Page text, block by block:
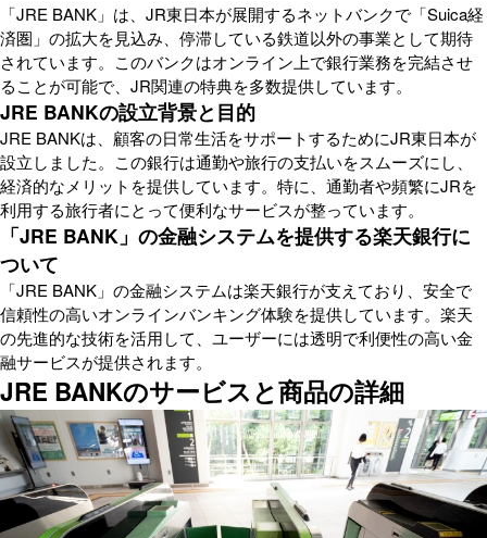
「JRE BANK」は、JR東日本が展開するネットバンクで「Suica経
済圏」の拡大を見込み、停滞している鉄道以外の事業として期待
されています。このバンクはオンライン上で銀行業務を完結させ
ることが可能で、JR関連の特典を多数提供しています。
JRE BANKの設立背景と目的
JRE BANKは、顧客の日常生活をサポートするためにJR東日本が
設立しました。この銀行は通勤や旅行の支払いをスムーズにし、
経済的なメリットを提供しています。特に、通勤者や頻繁にJRを
利用する旅行者にとって便利なサービスが整っています。
「JRE BANK」の金融システムを提供する楽天銀行に
ついて
「JRE BANK」の金融システムは楽天銀行が支えており、安全で
信頼性の高いオンラインバンキング体験を提供しています。楽天
の先進的な技術を活用して、ユーザーには透明で利便性の高い金
融サービスが提供されます。
JRE BANKのサービスと商品の詳細